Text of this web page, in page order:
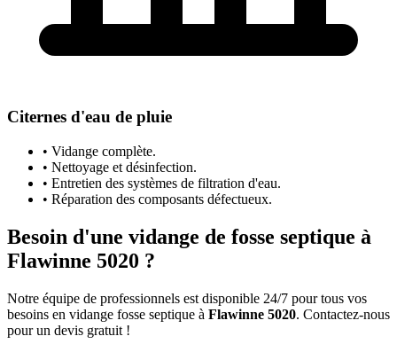
Citernes d'eau de pluie
• Vidange complète.
• Nettoyage et désinfection.
• Entretien des systèmes de filtration d'eau.
• Réparation des composants défectueux.
Besoin d'une vidange de fosse septique à
Flawinne 5020 ?
Notre équipe de professionnels est disponible 24/7 pour tous vos
besoins en vidange fosse septique à Flawinne 5020. Contactez-nous
pour un devis gratuit !